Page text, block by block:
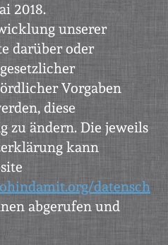
2018.
unserer
darüber oder
Vorgaben
diese
zu ändern. Die jeweils
kann
datensch
abgerufen und